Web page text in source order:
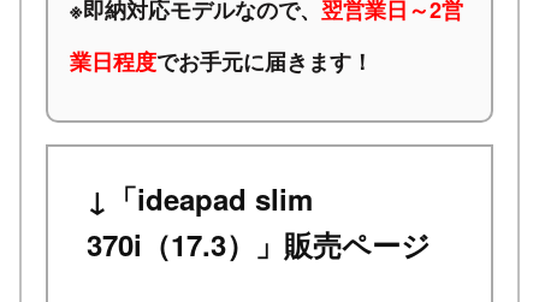
※即納対応モデルなので、 翌営業日～2営
業日程度でお手元に届きます！
↓「ideapad slim
370i（17.3）」販売ページ